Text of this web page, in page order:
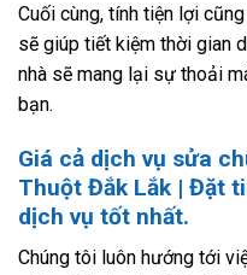
Cuối cùng, tính tiện lợi
sẽ giúp tiết kiệm thời gian
nhà sẽ mang lại sự thoải
bạn.
Giá cả dịch vụ sửa
Thuột Đắk Lắk | Đặt
dịch vụ tốt nhất.
Chúng tôi luôn hướng tới